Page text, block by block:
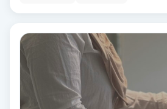
Koppningsmassage
Kosmetisk tatuering
Kostrådgivning